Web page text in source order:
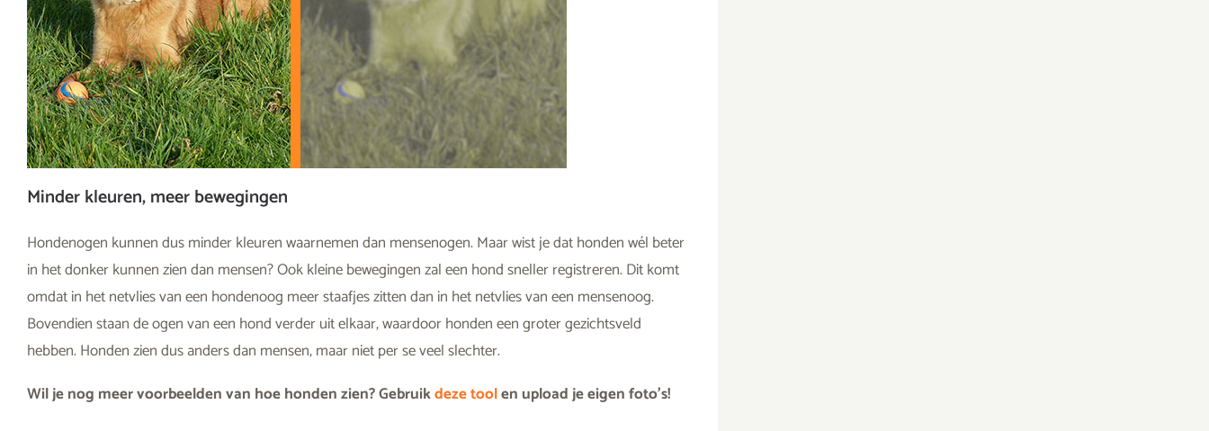
Minder kleuren, meer bewegingen
Hondenogen kunnen dus minder kleuren waarnemen dan mensenogen. Maar wist je dat honden wél beter
in het donker kunnen zien dan mensen? Ook kleine bewegingen zal een hond sneller registreren. Dit komt
omdat in het netvlies van een hondenoog meer staafjes zitten dan in het netvlies van een mensenoog.
Bovendien staan de ogen van een hond verder uit elkaar, waardoor honden een groter gezichtsveld
hebben. Honden zien dus anders dan mensen, maar niet per se veel slechter.
Wil je nog meer voorbeelden van hoe honden zien? Gebruikdeze toolen upload je eigen foto’s!